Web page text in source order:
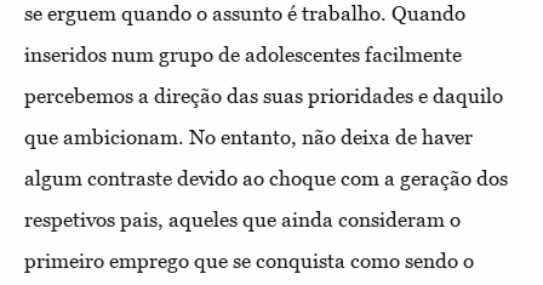
se erguem quando o assunto é trabalho. Quando
inseridos num grupo de adolescentes facilmente
percebemos a direção das suas prioridades e daquilo
que ambicionam. No entanto, não deixa de haver
algum contraste devido ao choque com a geração dos
respetivos pais, aqueles que ainda consideram o
primeiro emprego que se conquista como sendo o